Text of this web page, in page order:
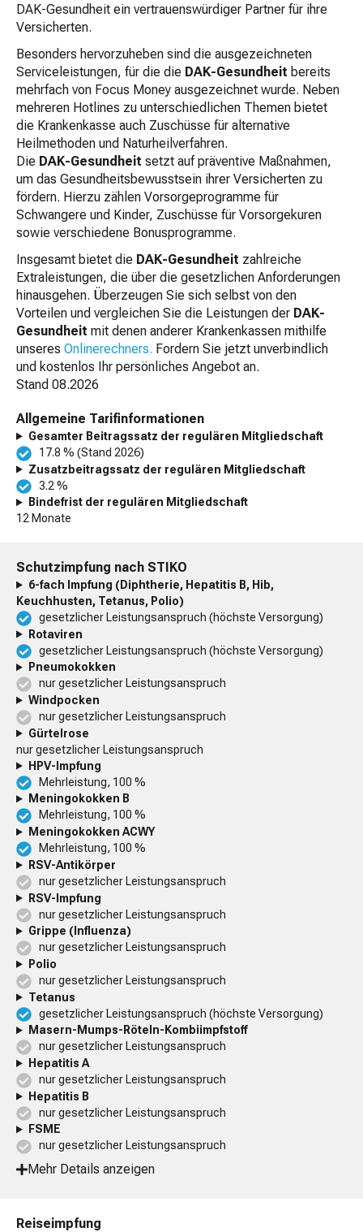
DAK-Gesundheit ein vertrauenswürdiger Partner für ihre
Versicherten.
Besonders hervorzuheben sind die ausgezeichneten
Serviceleistungen, für die die DAK-Gesundheit bereits
mehrfach von Focus Money ausgezeichnet wurde. Neben
mehreren Hotlines zu unterschiedlichen Themen bietet
die Krankenkasse auch Zuschüsse für alternative
Heilmethoden und Naturheilverfahren.
Die DAK-Gesundheit setzt auf präventive Maßnahmen,
um das Gesundheitsbewusstsein ihrer Versicherten zu
fördern. Hierzu zählen Vorsorgeprogramme für
Schwangere und Kinder, Zuschüsse für Vorsorgekuren
sowie verschiedene Bonusprogramme.
Insgesamt bietet die DAK-Gesundheit zahlreiche
Extraleistungen, die über die gesetzlichen Anforderungen
hinausgehen. Überzeugen Sie sich selbst von den
Vorteilen und vergleichen Sie die Leistungen der DAK-
Gesundheit mit denen anderer Krankenkassen mithilfe
unseres Onlinerechners. Fordern Sie jetzt unverbindlich
und kostenlos Ihr persönliches Angebot an.
Stand 08.2026
Allgemeine Tarifinformationen
Gesamter Beitragssatz der regulären Mitgliedschaft
17.8 % (Stand 2026)
Zusatzbeitragssatz der regulären Mitgliedschaft
3.2 %
Bindefrist der regulären Mitgliedschaft
12 Monate
Schutzimpfung nach STIKO
6-fach Impfung (Diphtherie, Hepatitis B, Hib,
Keuchhusten, Tetanus, Polio)
gesetzlicher Leistungsanspruch (höchste Versorgung)
Rotaviren
gesetzlicher Leistungsanspruch (höchste Versorgung)
Pneumokokken
nur gesetzlicher Leistungsanspruch
Windpocken
nur gesetzlicher Leistungsanspruch
Gürtelrose
nur gesetzlicher Leistungsanspruch
HPV-Impfung
Mehrleistung, 100 %
Meningokokken B
Mehrleistung, 100 %
Meningokokken ACWY
Mehrleistung, 100 %
RSV-Antikörper
nur gesetzlicher Leistungsanspruch
RSV-Impfung
nur gesetzlicher Leistungsanspruch
Grippe (Influenza)
nur gesetzlicher Leistungsanspruch
Polio
nur gesetzlicher Leistungsanspruch
Tetanus
gesetzlicher Leistungsanspruch (höchste Versorgung)
Masern-Mumps-Röteln-Kombiimpfstoff
nur gesetzlicher Leistungsanspruch
Hepatitis A
nur gesetzlicher Leistungsanspruch
Hepatitis B
nur gesetzlicher Leistungsanspruch
FSME
nur gesetzlicher Leistungsanspruch
Mehr Details anzeigen
Reiseimpfung